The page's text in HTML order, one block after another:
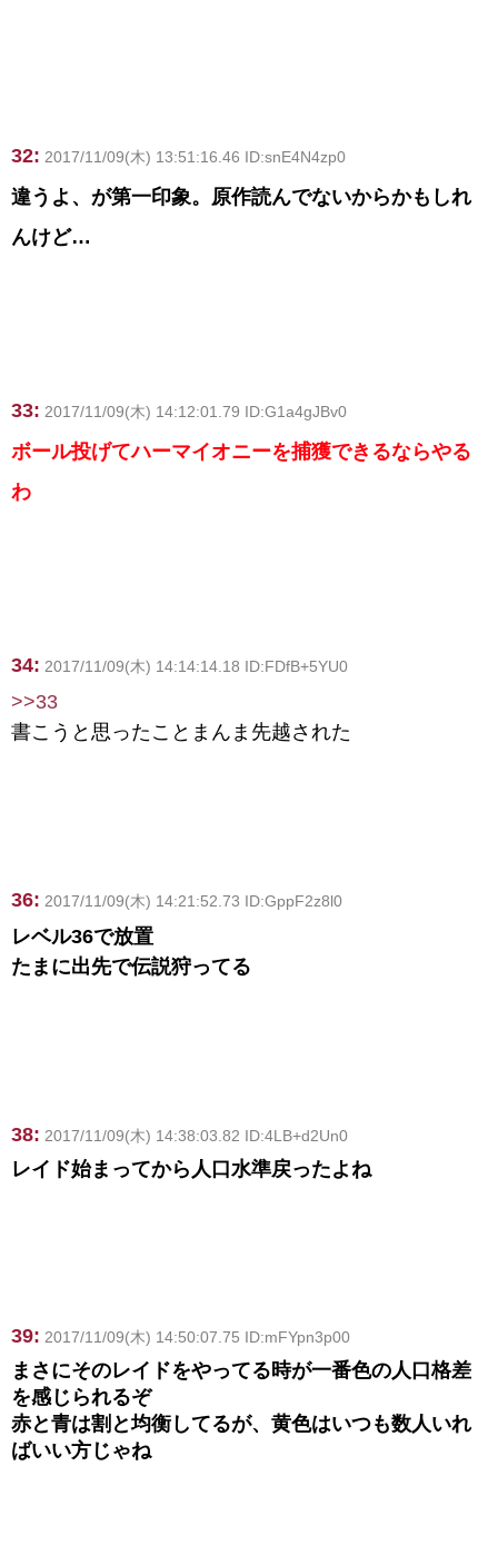
32: 2017/11/09(木) 13:51:16.46 ID:snE4N4zp0
違うよ、が第一印象。原作読んでないからかもしれ
んけど…
33: 2017/11/09(木) 14:12:01.79 ID:G1a4gJBv0
ボール投げてハーマイオニーを捕獲できるならやる
わ
34: 2017/11/09(木) 14:14:14.18 ID:FDfB+5YU0
>>33
書こうと思ったことまんま先越された
36: 2017/11/09(木) 14:21:52.73 ID:GppF2z8l0
レベル36で放置
たまに出先で伝説狩ってる
38: 2017/11/09(木) 14:38:03.82 ID:4LB+d2Un0
レイド始まってから人口水準戻ったよね
39: 2017/11/09(木) 14:50:07.75 ID:mFYpn3p00
まさにそのレイドをやってる時が一番色の人口格差
を感じられるぞ
赤と青は割と均衡してるが、黄色はいつも数人いれ
ばいい方じゃね